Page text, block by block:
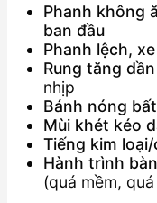
Phanh không
ban đầu
Phanh lệch,
Rung tăng
nhịp
Bánh nóng
Mùi khét kéo
Tiếng kim
Hành trình
(quá mềm,